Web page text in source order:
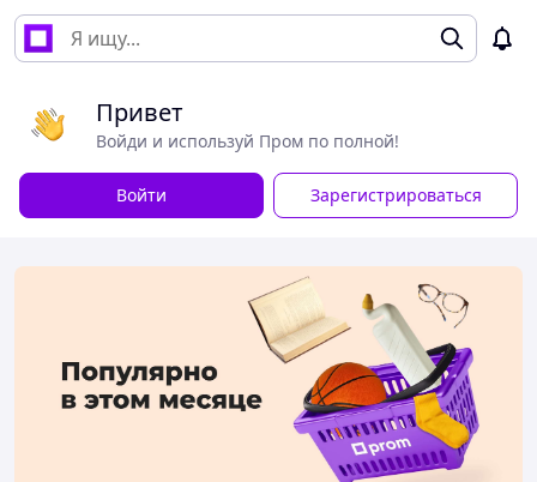
Привет
Войди и используй Пром по полной!
Войти Зарегистрироваться